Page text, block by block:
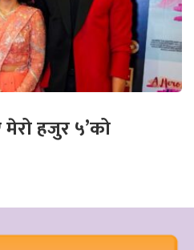
मेरो हजुर ५’को